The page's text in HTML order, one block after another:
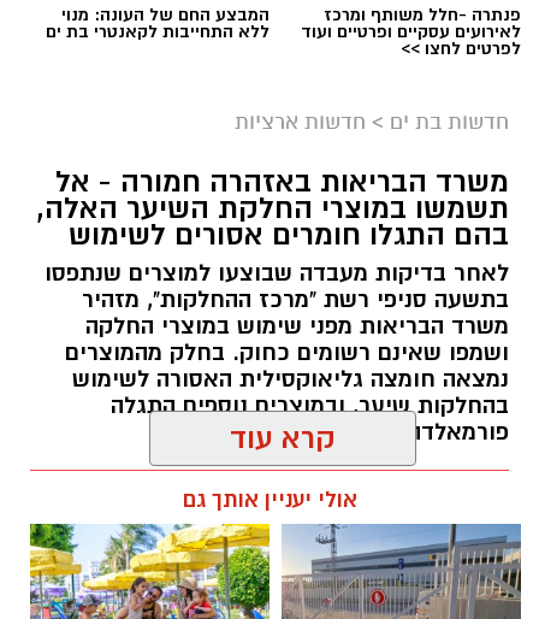
במסגרת התפקיד יידרש המועמד להוביל את תחום
מקצועי, לפתח תוכניות חינוכיות, ליצור אירועי תוכן
ופרויקטים ייחודיים ולעבוד מול קהלים מגוונים, תוך
חיבור בין עולם התרבות, החינוך והקהילה.
בין דרישות התפקיד:
תואר אקדמי המוכר על ידי המועצה להשכלה
גבוהה.
ניסיון בפיתוח הדרכה ועמידה מול קהל.
ניסיון ויכולת בניהול והובלת צוות.
יכולת לפיתוח והפקת פרויקטים מיוחדים
ואירועי תוכן.
חשיבה עצמאית ורב־תחומית.
יחסי אנוש מצוינים, יוזמה ויצירתיות.
פנתרה -חלל משותף ומרכז
לאירועים עסקיים ופרטיים ועוד
לפרטים לחצו >>
המבצע החם של העונה: מנוי
ללא התחייבות לקאנטרי בת ים
חדשות בת ים > חדשות ארציות
משרד הבריאות באזהרה חמורה - אל
תשמשו במוצרי החלקת השיער האלה,
בהם התגלו חומרים אסורים לשימוש
לאחר בדיקות מעבדה שבוצעו למוצרים שנתפסו
בתשעה סניפי רשת "מרכז ההחלקות", מזהיר
משרד הבריאות מפני שימוש במוצרי החלקה
ושמפו שאינם רשומים כחוק. בחלק מהמוצרים
נמצאה חומצה גליאוקסילית האסורה לשימוש
בהחלקות שיער, ובמוצרים נוספים התגלה
פורמאלדהיד - חומר המוגדר כמסרטן
קרא עוד
אולי יעניין אותך גם